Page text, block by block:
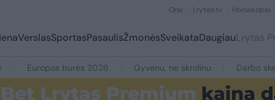
Orai Lrytas.tv Horoskopai
VerslasSportasPasaulisŽmonėsSveikataDaugiauLrytas
Europos burės 2026 Gyvenu, ne skrolinu Darbo